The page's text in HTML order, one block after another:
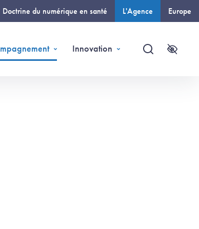
Doctrine du numérique en santé L'Agence Europe
Innovation
Recherche